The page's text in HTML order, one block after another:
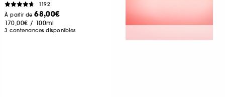
1192
À partir de68,00€
170,00€ / 100ml
3 contenances disponibles